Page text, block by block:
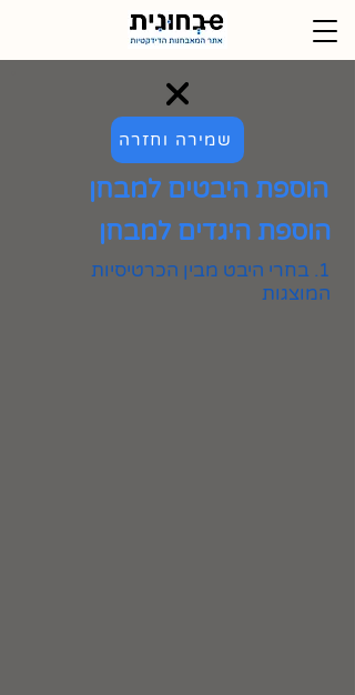
שמירה וחזרה
הוספת היבטים למבחן
הוספת היגדים למבחן
1. בחרי היבט מבין הכרטיסיות
המוצגות